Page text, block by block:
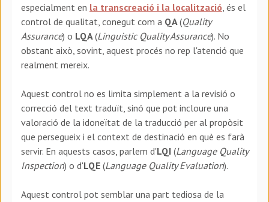
especialment en la transcreació i la localització, és el
control de qualitat, conegut com a QA(Quality
Assurance) o LQA(Linguistic Quality Assurance). No
obstant això, sovint, aquest procés no rep l'atenció que
realment mereix.
Aquest control no es limita simplement a la revisió o
correcció del text traduït, sinó que pot incloure una
valoració de la idoneïtat de la traducció per al propòsit
que persegueix i el context de destinació en què es farà
servir. En aquests casos, parlem d'LQI (Language Quality
Inspection) o d'LQE (Language Quality Evaluation).
Aquest control pot semblar una part tediosa de la